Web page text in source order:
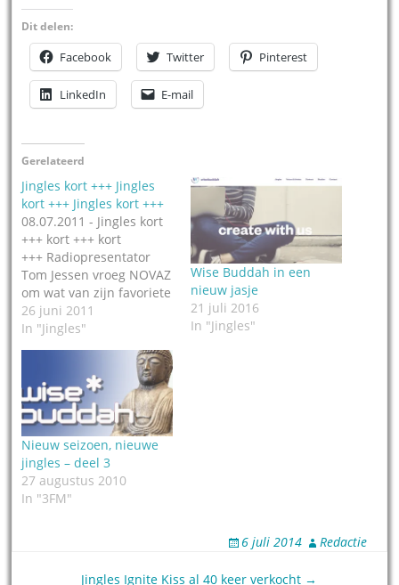
Dit delen:
Facebook Twitter Pinterest
LinkedIn E-mail
Gerelateerd
Jingles kort +++ Jingles
kort +++ Jingles kort +++
08.07.2011 - Jingles kort
+++ kort +++ kort
+++ Radiopresentator
Tom Jessen vroeg NOVAZ
om wat van zijn favoriete
classics te
personaliseren voor zijn
radioshow op V-Radio en
L1 Limburg. Europa’s
beste Frank Sinatra
imitator Peter Douglas
werd gevraagd, en het
resultaat is te horen op
NOVAZ. Jingles kort +++
kort +++ kort +++ Radio…
26 juni 2011
In "Jingles"
Wise Buddah in een
nieuw jasje
21 juli 2016
In "Jingles"
Nieuw seizoen, nieuwe
jingles – deel 3
27 augustus 2010
In "3FM"
6 juli 2014 Redactie
Jingles Ignite Kiss al 40 keer verkocht →